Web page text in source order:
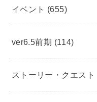
イベント (655)
ver6.5前期 (114)
ストーリー・クエスト